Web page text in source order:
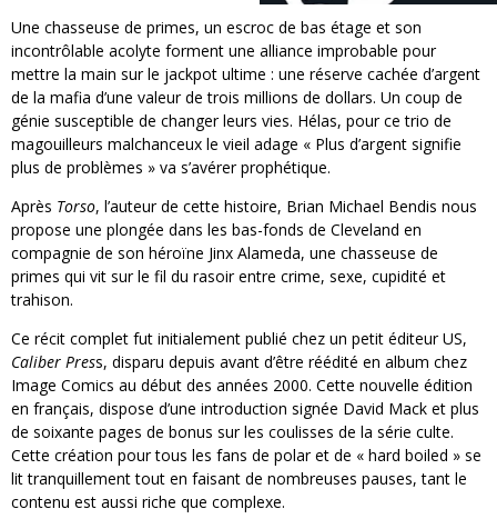
« Dr Wertham / L’homme qui étudia les tueurs en série » - Un Métier à Risque !
Assassin's Creed Black Flag Resynced
« Le Vent dand les Saules » - Une Belle Histoire !
« Damn Them All » - Un duo de Choc !
Yoshi and the mysterious book
Une chasseuse de primes, un escroc de bas étage et son
incontrôlable acolyte forment une alliance improbable pour
mettre la main sur le jackpot ultime : une réserve cachée d’argent
de la mafia d’une valeur de trois millions de dollars. Un coup de
génie susceptible de changer leurs vies. Hélas, pour ce trio de
magouilleurs malchanceux le vieil adage « Plus d’argent signifie
plus de problèmes » va s’avérer prophétique.
Après Torso, l’auteur de cette histoire, Brian Michael Bendis nous
propose une plongée dans les bas-fonds de Cleveland en
compagnie de son héroïne Jinx Alameda, une chasseuse de
primes qui vit sur le fil du rasoir entre crime, sexe, cupidité et
trahison.
Ce récit complet fut initialement publié chez un petit éditeur US,
Caliber Press, disparu depuis avant d’être réédité en album chez
Image Comics au début des années 2000. Cette nouvelle édition
en français, dispose d’une introduction signée David Mack et plus
de soixante pages de bonus sur les coulisses de la série culte.
Cette création pour tous les fans de polar et de « hard boiled » se
lit tranquillement tout en faisant de nombreuses pauses, tant le
contenu est aussi riche que complexe.